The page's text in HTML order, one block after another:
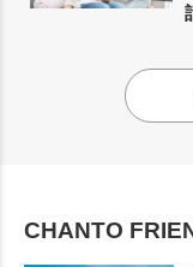
CHANTO